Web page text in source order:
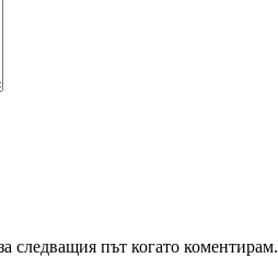
следващия път когато коментирам.